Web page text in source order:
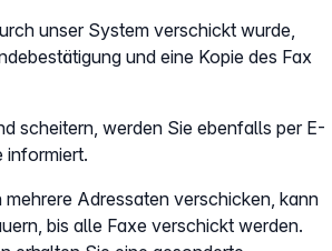
unser System verschickt wurde,
und eine Kopie des Fax
scheitern, werden Sie ebenfalls per E-
informiert.
mehrere Adressaten verschicken, kann
bis alle Faxe verschickt werden.